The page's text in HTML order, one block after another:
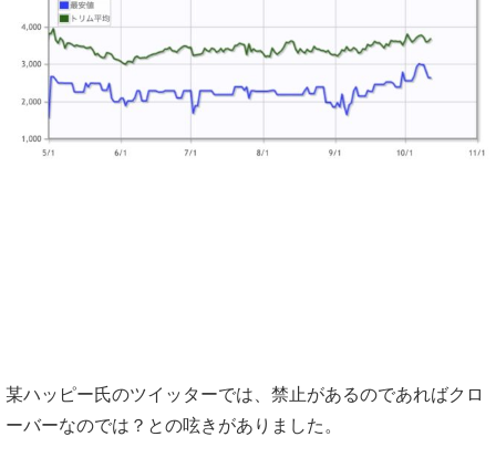
某ハッピー氏のツイッターでは、禁止があるのであればクロ
ーバーなのでは？との呟きがありました。